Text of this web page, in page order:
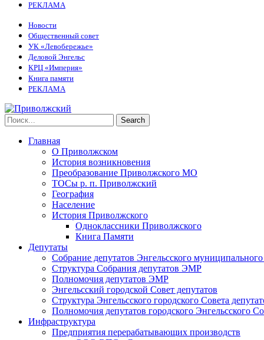
РЕКЛАМА
Новости
Общественный совет
УК «Левобережье»
Деловой Энгельс
КРЦ «Империя»
Книга памяти
РЕКЛАМА
Главная
О Приволжском
История возникновения
Преобразование Приволжского МО
ТОСы р. п. Приволжский
География
Население
История Приволжского
Одноклассники Приволжского
Книга Памяти
Депутаты
Собрание депутатов Энгельсского
Структура Собрания депутатов ЭМР
Полномочия депутатов ЭМР
Энгельсский городской Совет депутатов
Структура Энгельсского городского Совета
Полномочия депутатов городского Энгельсского
Инфраструктура
Предприятия перерабатывающих производств